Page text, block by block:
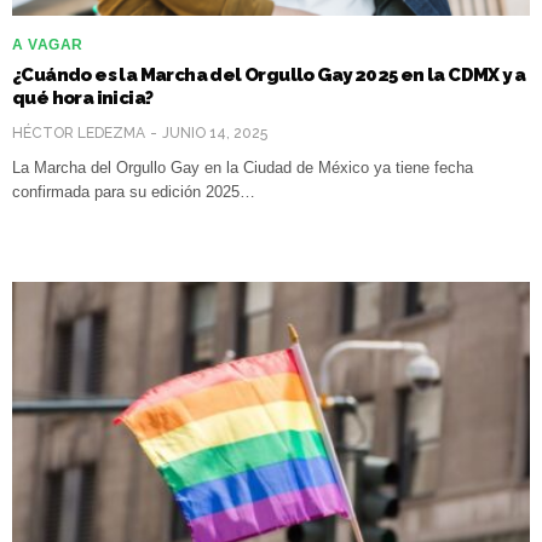
A VAGAR
¿Cuándo es la Marcha del Orgullo Gay 2025 en la CDMX y a
qué hora inicia?
HÉCTOR LEDEZMA JUNIO 14, 2025
La Marcha del Orgullo Gay en la Ciudad de México ya tiene fecha
confirmada para su edición 2025…